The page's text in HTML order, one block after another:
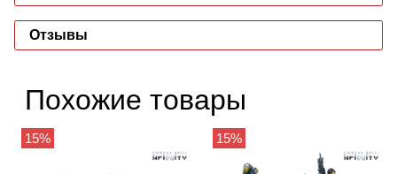
Отзывы
Похожие товары
15% 15%